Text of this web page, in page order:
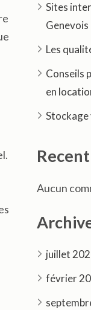
Sites
Les
Conseils
en
Stockage
Aucun
juillet
février